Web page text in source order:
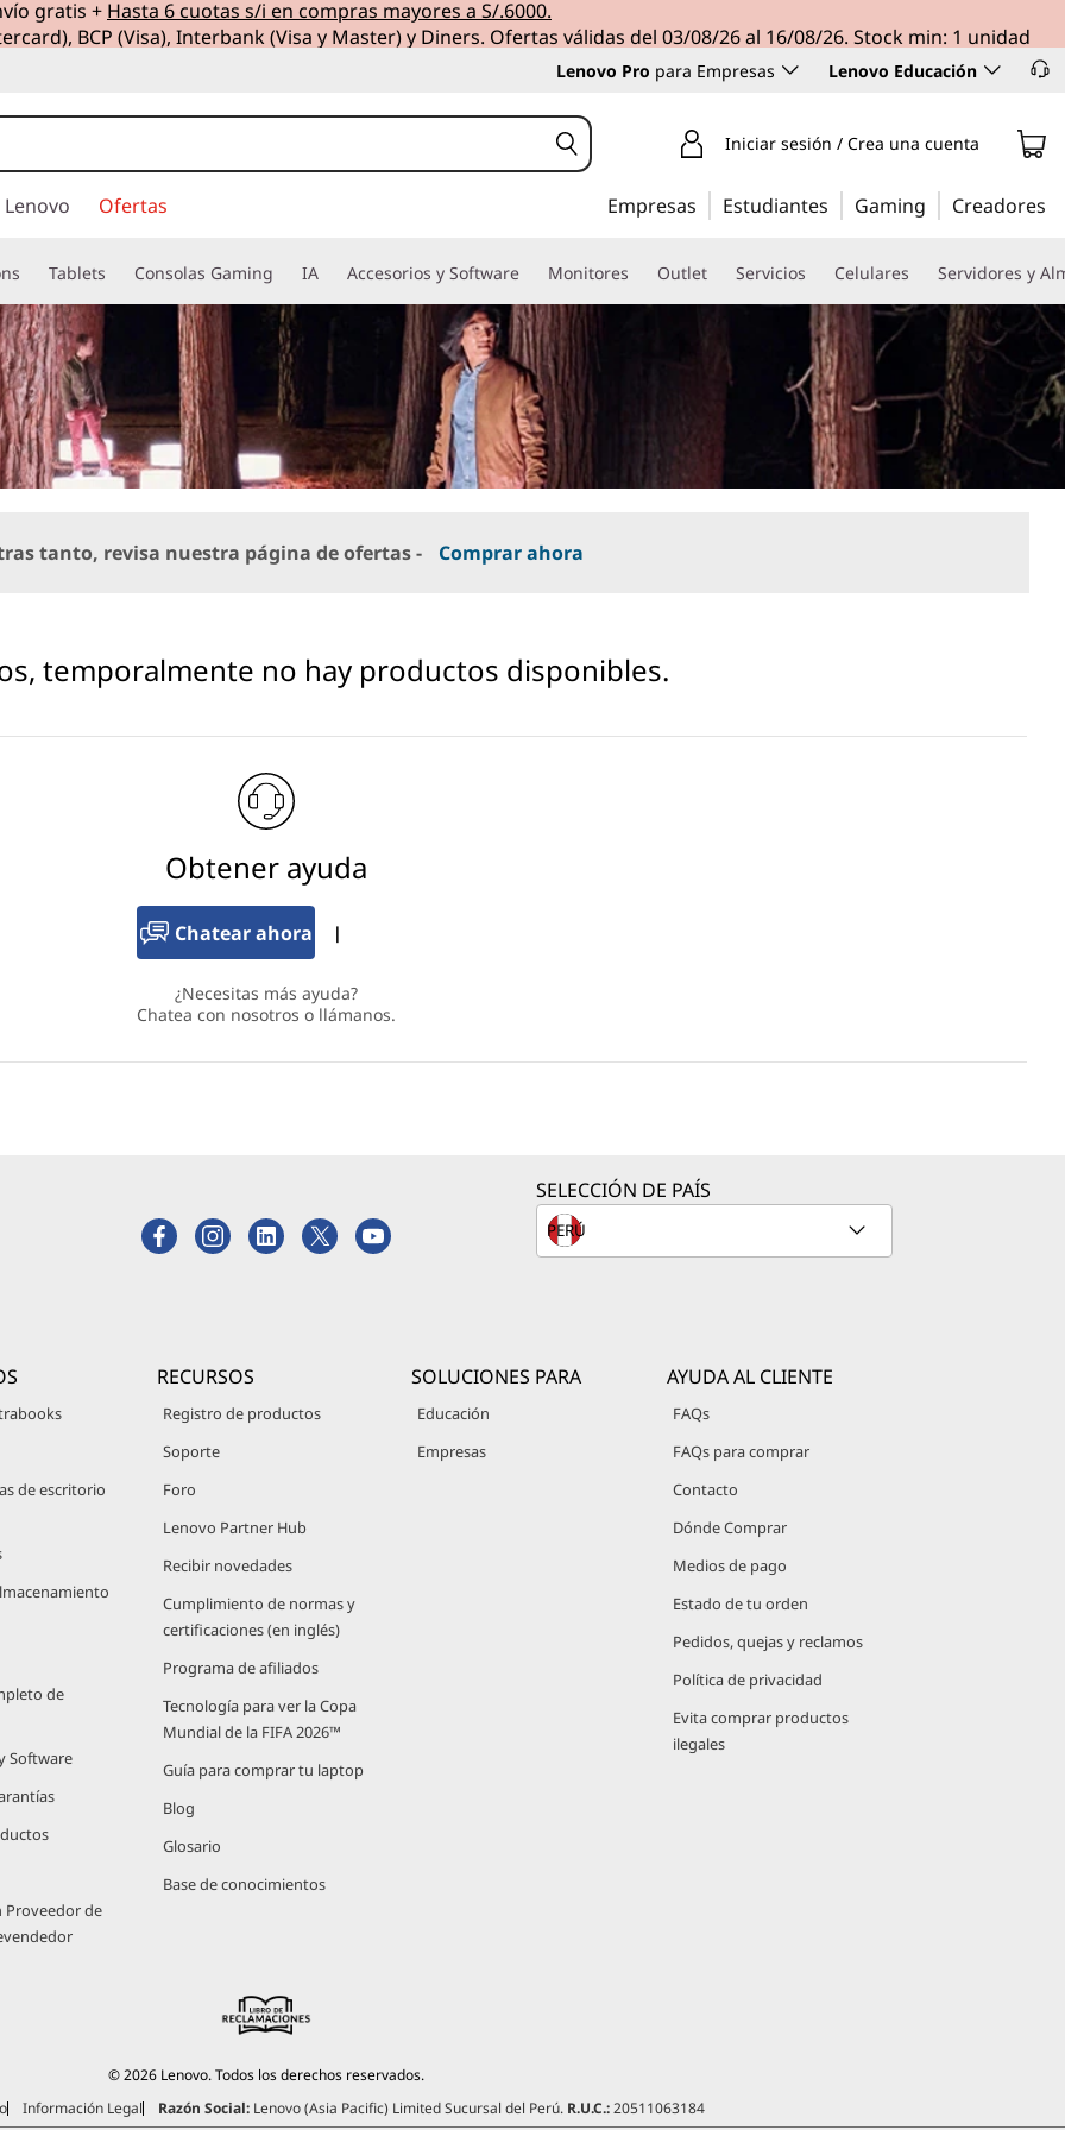
gratis + Hasta 6 cuotas s/i en compras mayores a S/.6000.
BCP (Visa), Interbank (Visa y Master) y Diners. Ofertas válidas del 03/08/26 al 16/08/26. Stock min: 1 unidad
Lenovo Pro para Empresas Lenovo Educación
Iniciar sesión / Crea una cuenta
Ofertas Empresas Estudiantes Gaming Creadores
Tablets Consolas Gaming IA Accesorios y Software Monitores Outlet Servicios Celulares Servidores y
tanto, revisa nuestra página de ofertas - Comprar ahora
temporalmente no hay productos disponibles.
Obtener ayuda
Chatear ahora |
¿Necesitas más ayuda?
Chatea con nosotros o llámanos.
SELECCIÓN DE PAÍS
de escritorio
de
Software
Proveedor de
RECURSOS
Registro de productos
Soporte
Foro
Lenovo Partner Hub
Recibir novedades
Cumplimiento de normas y
certificaciones (en inglés)
Programa de afiliados
Tecnología para ver la Copa
Mundial de la FIFA 2026™
Guía para comprar tu laptop
Blog
Glosario
Base de conocimientos
SOLUCIONES PARA
Educación
Empresas
AYUDA AL CLIENTE
FAQs
FAQs para comprar
Contacto
Dónde Comprar
Medios de pago
Estado de tu orden
Pedidos, quejas y reclamos
Política de privacidad
Evita comprar productos
ilegales
© 2026 Lenovo. Todos los derechos reservados.
Información Legal Razón Social:Lenovo (Asia Pacific) Limited Sucursal del Perú. R.U.C.:20511063184